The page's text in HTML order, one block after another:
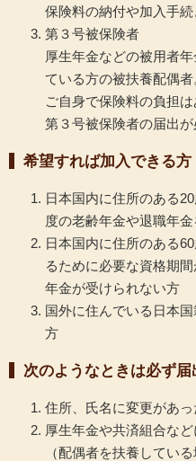
保険料の納付や加入手続
第３号被保険者
厚生年金などの被用者
ている方の被扶養配偶者
ご自身で保険料の負担
第３号被保険者の届出が
希望すれば加入できる方
日本国内に住所のある
度の老齢年金や退職年
日本国内に住所のある
るために必要な資格期
年金が受けられない方
国外に住んでいる日本
方
次のようなときは必ず届
住所、氏名に変更があっ
厚生年金や共済組合な
（配偶者を扶養してい